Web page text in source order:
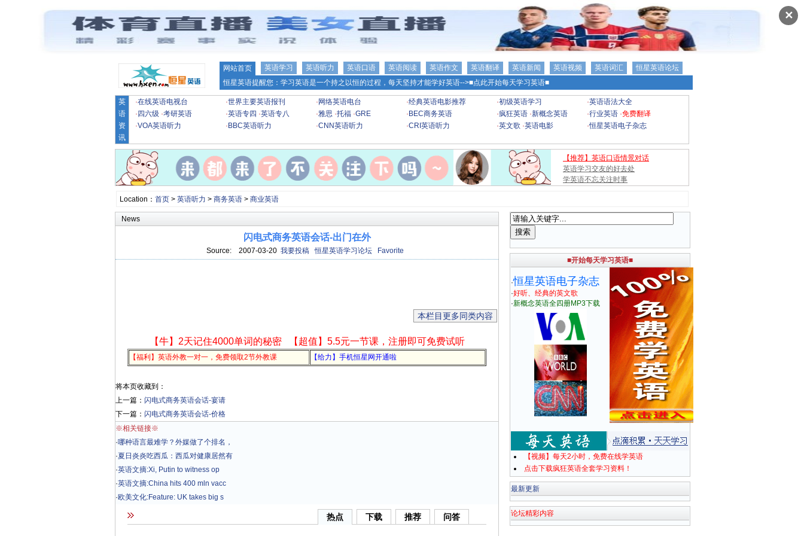
✕
网站首页 英语学习 英语听力 英语口语 英语阅读 英语作文 英语翻译 英语新闻 英语视频 英语词汇
恒星英语论坛
恒星英语提醒您：学习英语是一个持之以恒的过程，每天坚持才能学好英语-->■点此开始每天学习英语■
英
语
资
讯
·在线英语电视台 ·世界主要英语报刊 · 网络英语电台 ·经典英语电影推荐 ·初级英语学习 ·英语语法大全
· 四六级 ·考研英语 ·英语专四 ·英语专八 ·雅思 ·托福 ·GRE · BEC商务英语 ·疯狂英语 ·新概念英语 ·行业英语 ·免费翻译
·VOA英语听力 · BBC英语听力 ·CNN英语听力 ·CRI英语听力 ·英文歌 ·英语电影 ·恒星英语电子杂志
【推荐】英语口语情景对话
英语学习交友的好去处
学英语不忘关注时事
Location： 首页> 英语听力 > 商务英语> 商业英语
News
闪电式商务英语会话-出门在外
Source: 2007-03-20 我要投稿 恒星英语学习论坛 Favorite
本栏目更多同类内容
【牛】2天记住4000单词的秘密 【超值】5.5元一节课，注册即可免费试听
【福利】英语外教一对一，免费领取2节外教课 【给力】手机恒星网开通啦
将本页收藏到：
上一篇： 闪电式商务英语会话-宴请
下一篇： 闪电式商务英语会话-价格
※相关链接※
·哪种语言最难学？外媒做了个排名，
·夏日炎炎吃西瓜：西瓜对健康居然有
·英语文摘:Xi, Putin to witness op
·英语文摘:China hits 400 mln vacc
·欧美文化:Feature: UK takes big s
热点 下载 推荐 问答
■开始每天学习英语■
·恒星英语电子杂志
·好听、经典的英文歌
·新概念英语全四册MP3下载
【视频】每天2小时，免费在线学英语
点击下载疯狂英语全套学习资料！
最新更新
论坛精彩内容